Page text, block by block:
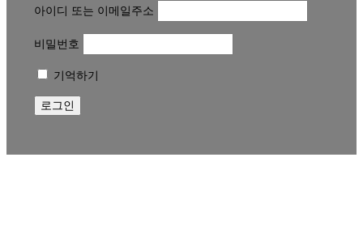
아이디 또는 이메일주소
비밀번호
기억하기